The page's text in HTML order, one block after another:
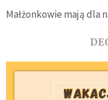
Małżonkowie mają dla